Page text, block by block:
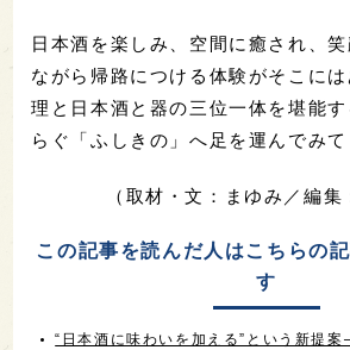
日本酒を楽しみ、空間に癒され、
ながら帰路につける体験がそこに
理と日本酒と器の三位一体を堪能
らぐ「ふしきの」へ足を運んでみて
（取材・文：まゆみ／編
この記事を読んだ人はこちらの
す
“日本酒に味わいを加える”という新提